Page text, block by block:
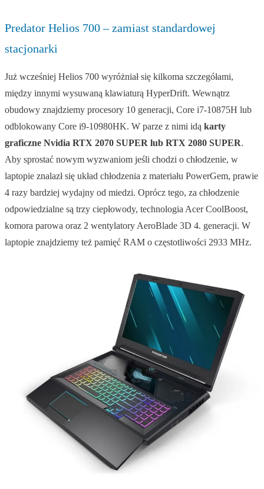
Predator Helios 700 – zamiast standardowej
stacjonarki
Już wcześniej Helios 700 wyróżniał się kilkoma szczegółami,
między innymi wysuwaną klawiaturą HyperDrift. Wewnątrz
obudowy znajdziemy procesory 10 generacji, Core i7-10875H lub
odblokowany Core i9-10980HK. W parze z nimi idą karty
graficzne Nvidia RTX 2070 SUPER lub RTX 2080 SUPER.
Aby sprostać nowym wyzwaniom jeśli chodzi o chłodzenie, w
laptopie znalazł się układ chłodzenia z materiału PowerGem, prawie
4 razy bardziej wydajny od miedzi. Oprócz tego, za chłodzenie
odpowiedzialne są trzy ciepłowody, technologia Acer CoolBoost,
komora parowa oraz 2 wentylatory AeroBlade 3D 4. generacji. W
laptopie znajdziemy też pamięć RAM o częstotliwości 2933 MHz.